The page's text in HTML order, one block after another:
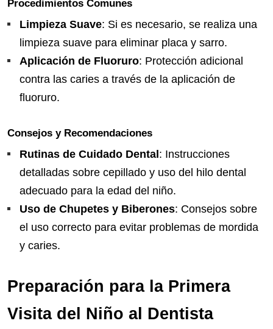
Procedimientos Comunes
Limpieza Suave: Si es necesario, se realiza una
limpieza suave para eliminar placa y sarro.
Aplicación de Fluoruro: Protección adicional
contra las caries a través de la aplicación de
fluoruro.
Consejos y Recomendaciones
Rutinas de Cuidado Dental: Instrucciones
detalladas sobre cepillado y uso del hilo dental
adecuado para la edad del niño.
Uso de Chupetes y Biberones: Consejos sobre
el uso correcto para evitar problemas de mordida
y caries.
Preparación para la Primera
Visita del Niño al Dentista